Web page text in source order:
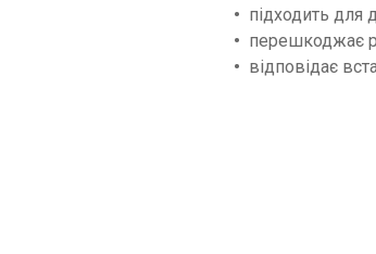
підходить для
перешкоджає
відповідає